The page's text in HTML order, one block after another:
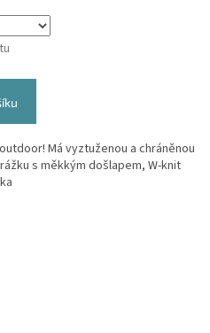
Má vyztuženou a chráněnou
s měkkým došlapem, W-knit